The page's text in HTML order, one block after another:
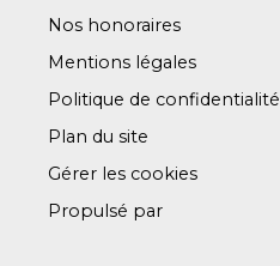
Nos honoraires
Mentions légales
Politique de confidentialité
Plan du site
Gérer les cookies
Propulsé par